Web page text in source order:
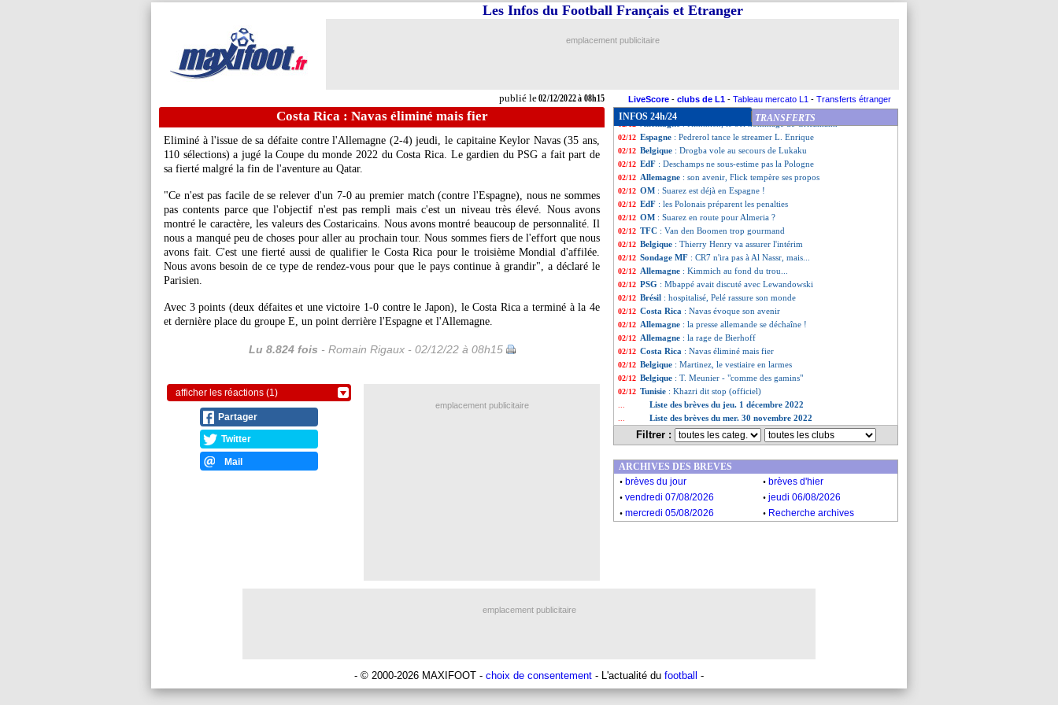
publié le02/12/2022 à 08h15
Les Infos du Football Français et Etranger
emplacement publicitaire
LiveScore - clubs de L1 - Tableau mercato L1 - Transferts étranger
Costa Rica : Navas éliminé mais fier
Eliminé à l'issue de sa défaite contre l'Allemagne (2-4) jeudi, le capitaine Keylor Navas (35 ans,
110 sélections) a jugé la Coupe du monde 2022 du Costa Rica. Le gardien du PSG a fait part de
sa fierté malgré la fin de l'aventure au Qatar.
"Ce n'est pas facile de se relever d'un 7-0 au premier match (contre l'Espagne), nous ne sommes
pas contents parce que l'objectif n'est pas rempli mais c'est un niveau très élevé. Nous avons
montré le caractère, les valeurs des Costaricains. Nous avons montré beaucoup de personnalité. Il
nous a manqué peu de choses pour aller au prochain tour. Nous sommes fiers de l'effort que nous
avons fait. C'est une fierté aussi de qualifier le Costa Rica pour le troisième Mondial d'affilée.
Nous avons besoin de ce type de rendez-vous pour que le pays continue à grandir", a déclaré le
Parisien.
Avec 3 points (deux défaites et une victoire 1-0 contre le Japon), le Costa Rica a terminé à la 4e
et dernière place du groupe E, un point derrière l'Espagne et l'Allemagne.
Lu 8.824 fois - Romain Rigaux - 02/12/22 à 08h15
afficher les réactions (1)
Partager
Twitter
Mail
INFOS 24h/24 TRANSFERTS
02/12 PHOTO: Bento repris par un fan
02/12 Newcastle: Almiron, les excuses de Grealish
02/12 EdF: Griezmann et son entente avec Mbappé
02/12 CdM: Corée du Sud-Portugal, les compos
02/12 VIDEO: quand la TV qatarienne moque l'Allemagne
: Kimmich, le bel hommage de Griezmann
02/12 Espagne : Pedrerol tance le streamer L. Enrique
02/12 Belgique : Drogba vole au secours de Lukaku
02/12 EdF : Deschamps ne sous-estime pas la Pologne
02/12 Allemagne : son avenir, Flick tempère ses propos
02/12 OM : Suarez est déjà en Espagne !
02/12 EdF : les Polonais préparent les penalties
02/12 OM : Suarez en route pour Almeria ?
02/12 TFC : Van den Boomen trop gourmand
02/12 Belgique : Thierry Henry va assurer l'intérim
02/12 Sondage MF : CR7 n'ira pas à Al Nassr, mais...
02/12 Allemagne : Kimmich au fond du trou...
02/12 PSG : Mbappé avait discuté avec Lewandowski
02/12 Brésil : hospitalisé, Pelé rassure son monde
02/12 Costa Rica : Navas évoque son avenir
02/12 Allemagne : la presse allemande se déchaîne !
02/12 Allemagne : la rage de Bierhoff
02/12 Costa Rica : Navas éliminé mais fier
02/12 Belgique : Martinez, le vestiaire en larmes
02/12 Belgique : T. Meunier - "comme des gamins"
02/12 Tunisie : Khazri dit stop (officiel)
Liste des brèves du jeu. 1 décembre 2022
Liste des brèves du mer. 30 novembre 2022
Filtrer :
emplacement publicitaire
ARCHIVES DES BREVES
. brèves du jour . brèves d'hier
. vendredi 07/08/2026 . jeudi 06/08/2026
. mercredi 05/08/2026 . Recherche archives
emplacement publicitaire
- © 2000-2026 MAXIFOOT - choix de consentement - L'actualité du football -